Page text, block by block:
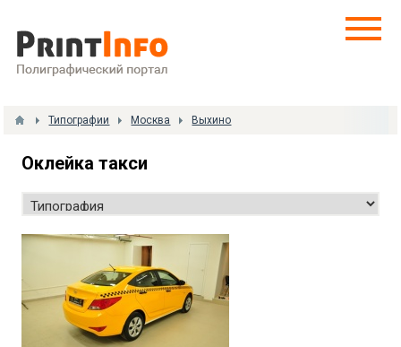
Типографии Москва Выхино
Оклейка такси